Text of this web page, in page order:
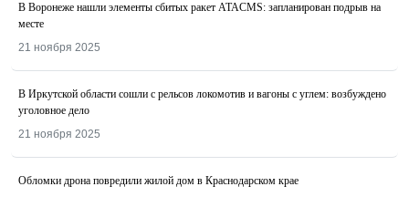
В Воронеже нашли элементы сбитых ракет ATACMS: запланирован подрыв на
месте
21 ноября 2025
В Иркутской области сошли с рельсов локомотив и вагоны с углем: возбуждено
уголовное дело
21 ноября 2025
Обломки дрона повредили жилой дом в Краснодарском крае